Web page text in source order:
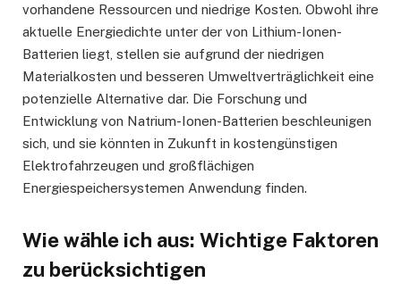
vorhandene Ressourcen und niedrige Kosten. Obwohl ihre
aktuelle Energiedichte unter der von Lithium-Ionen-
Batterien liegt, stellen sie aufgrund der niedrigen
Materialkosten und besseren Umweltverträglichkeit eine
potenzielle Alternative dar. Die Forschung und
Entwicklung von Natrium-Ionen-Batterien beschleunigen
sich, und sie könnten in Zukunft in kostengünstigen
Elektrofahrzeugen und großflächigen
Energiespeichersystemen Anwendung finden.
Wie wähle ich aus: Wichtige Faktoren
zu berücksichtigen